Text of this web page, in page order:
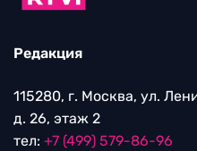
Редакция
115280, г. Москва, ул.
д. 26, этаж 2
тел: +7 (499) 579-86-96